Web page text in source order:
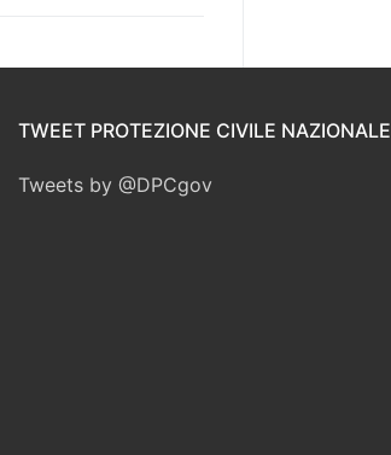
TWEET PROTEZIONE CIVILE NAZIONALE
Tweets by @DPCgov